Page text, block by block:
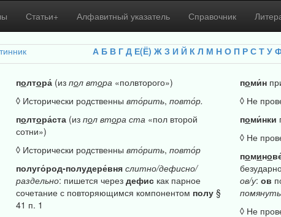
Статьи+ Алфавитный указатель Справочник
А Б В Г Д Е(Ё) Ж З И Й К Л М Н О П Р С Т У
полтора́(из пол втора«полвторого»)
◊ Исторически родственны вто́рить, повто́р.
полтора́ста(из пол втора ста«пол второй
сотни»)
◊ Исторически родственны вто́рить, повто́р
полуго́род-полудере́вня слитно/дефисно/
раздельно: пишется через дефискак парное
сочетание с повторяющимся компонентом полу§
41 п. 1
поми́н
◊ Не
поми́нки
◊ Не
помино
ов/у:ов
помянуть
◊ Не